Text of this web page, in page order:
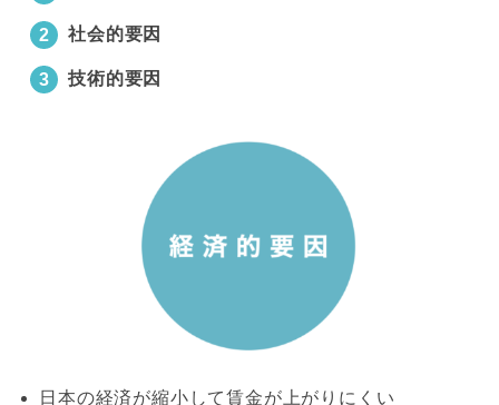
社会的要因
技術的要因
日本の経済が縮小して賃金が上がりにくい